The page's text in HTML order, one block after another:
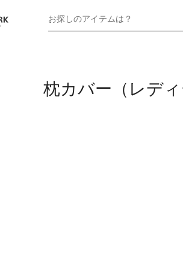
お探しのアイテムは？
枕カバー（レディ